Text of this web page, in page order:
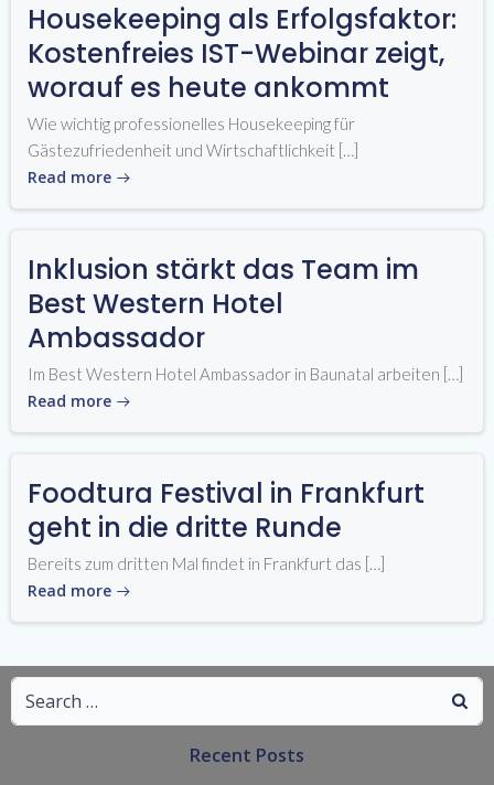
Housekeeping als Erfolgsfaktor:
Kostenfreies IST-Webinar zeigt,
worauf es heute ankommt
Wie wichtig professionelles Housekeeping für
Gästezufriedenheit und Wirtschaftlichkeit […]
Read more
Inklusion stärkt das Team im
Best Western Hotel
Ambassador
Im Best Western Hotel Ambassador in Baunatal arbeiten […]
Read more
Foodtura Festival in Frankfurt
geht in die dritte Runde
Bereits zum dritten Mal findet in Frankfurt das […]
Read more
Search
for:
Recent Posts